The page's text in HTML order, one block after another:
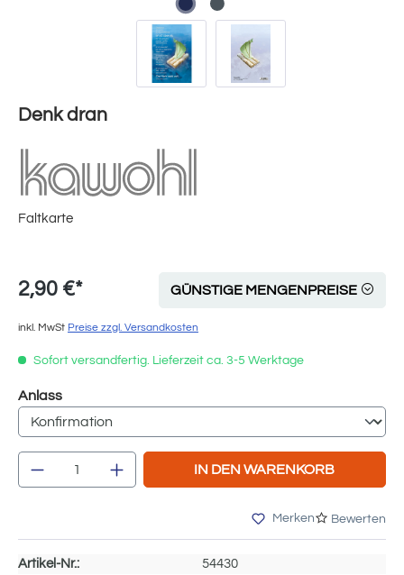
Denk dran
Faltkarte
2,90 €* GÜNSTIGE MENGENPREISE
inkl. MwSt Preise zzgl. Versandkosten
Sofort versandfertig. Lieferzeit ca. 3-5 Werktage
Anlassauswählen
Produkt Anzahl: Gib den gewünschten
IN DEN WARENKORB
Merken Bewerten
Artikel-Nr.:
54430